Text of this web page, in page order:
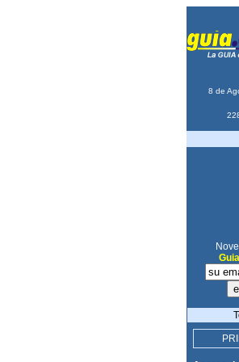
8 de
Guia